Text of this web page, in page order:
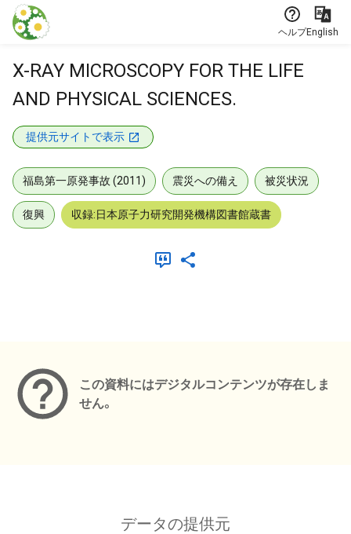
本文に飛ぶ
ヘルプEnglish
X-RAY MICROSCOPY FOR THE LIFE
AND PHYSICAL SCIENCES.
提供元サイトで表示
福島第一原発事故 (2011) 震災への備え 被災状況
復興 収録:日本原子力研究開発機構図書館蔵書
この資料にはデジタルコンテンツが存在しま
せん。
データの提供元